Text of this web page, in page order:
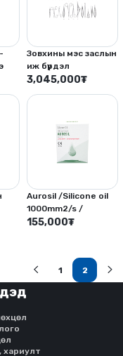
Зовхины мэс заслын
иж бүрдэл
3,045,000₮
Aurosil /Silicone oil
1000mm2/s /
155,000₮
1 2
(current)
хариулт